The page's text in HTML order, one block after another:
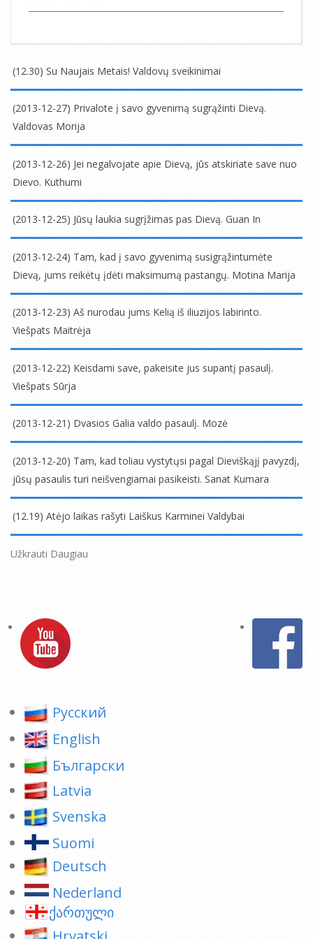
(12.30) Su Naujais Metais! Valdovų sveikinimai
2013-
12-
30
(2013-12-27) Privalote į savo gyvenimą sugrąžinti Dievą.
Valdovas Morija
2013-
12-
27
(2013-12-26) Jei negalvojate apie Dievą, jūs atskiriate save nuo
Dievo. Kuthumi
2013-
12-
26
(2013-12-25) Jūsų laukia sugrįžimas pas Dievą. Guan In
2013-
12-
25
(2013-12-24) Tam, kad į savo gyvenimą susigrąžintumėte
Dievą, jums reikėtų įdėti maksimumą pastangų. Motina Marija
2013-
12-
24
(2013-12-23) Aš nurodau jums Kelią iš iliuzijos labirinto.
Viešpats Maitrėja
2013-
12-
23
(2013-12-22) Keisdami save, pakeisite jus supantį pasaulį.
Viešpats Sūrja
2013-
12-
22
(2013-12-21) Dvasios Galia valdo pasaulį. Mozė
2013-
12-
21
(2013-12-20) Tam, kad toliau vystytųsi pagal Dieviškąjį pavyzdį,
jūsų pasaulis turi neišvengiamai pasikeisti. Sanat Kumara
2013-
12-
20
(12.19) Atėjo laikas rašyti Laiškus Karminei Valdybai
2013-
12-
Užkrauti Daugiau
Pусский
English
Български
Latvia
Svenska
Suomi
Deutsch
Nederland
ქართული